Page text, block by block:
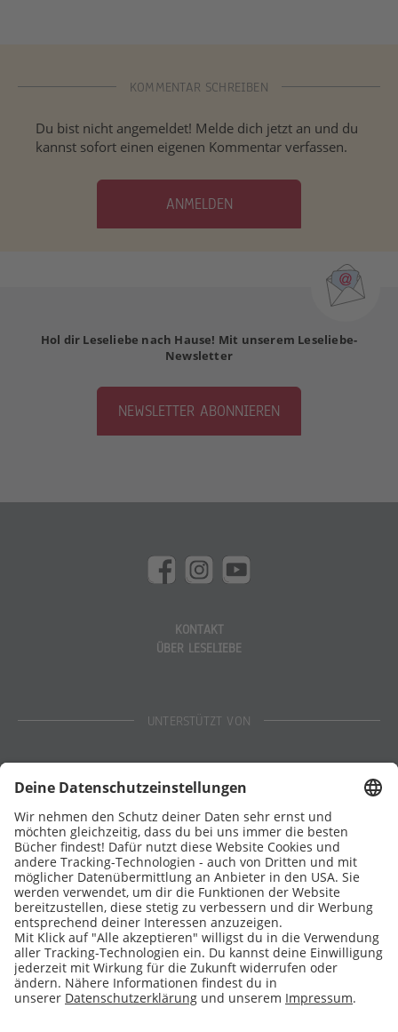
KOMMENTAR SCHREIBEN
Du bist nicht angemeldet! Melde dich jetzt an und du
kannst sofort einen eigenen Kommentar verfassen.
ANMELDEN
Hol dir Leseliebe nach Hause! Mit unserem Leseliebe-
Newsletter
NEWSLETTER ABONNIEREN
KONTAKT
ÜBER LESELIEBE
UNTERSTÜTZT VON
Stiftung Lesen
DATENSCHUTZ
IMPRESSUM
COOKIES